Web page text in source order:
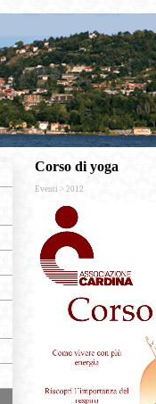
Corso di yoga
Eventi > 2012